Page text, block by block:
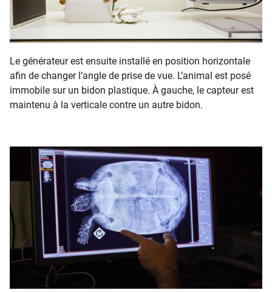
Le générateur est ensuite installé en position horizontale
afin de changer l’angle de prise de vue. L’animal est posé
immobile sur un bidon plastique. À gauche, le capteur est
maintenu à la verticale contre un autre bidon.